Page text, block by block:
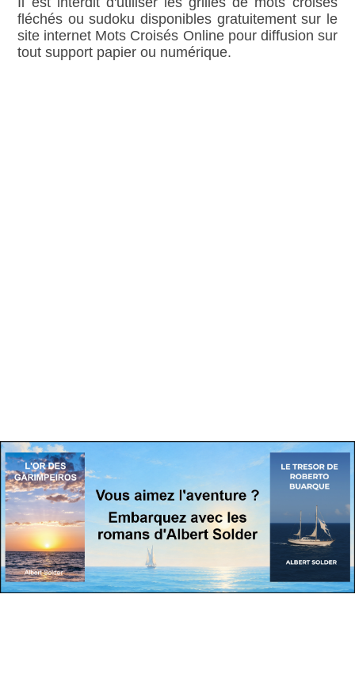
fléchés ou sudoku disponibles gratuitement sur le
site internet Mots Croisés Online pour diffusion sur
tout support papier ou numérique.